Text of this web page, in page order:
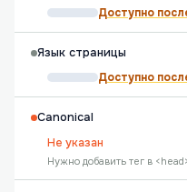
Доступно
Язык страницы
Доступно
Canonical
Не указан
Нужно добавить тег в